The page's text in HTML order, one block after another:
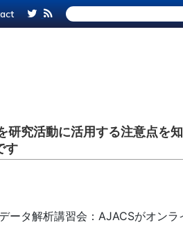
究活動に活用する注意点を知
す
タ解析講習会：AJACSがオンラ